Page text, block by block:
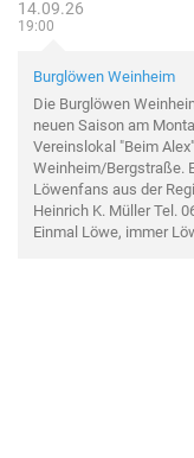
14.09.26
19:00
Burglöwen Weinheim
Die Burglöwen
neuen Saison am
Vereinslokal "Beim
Weinheim/Bergstraße.
Löwenfans aus der
Heinrich K. Müller Tel.
Einmal Löwe, immer